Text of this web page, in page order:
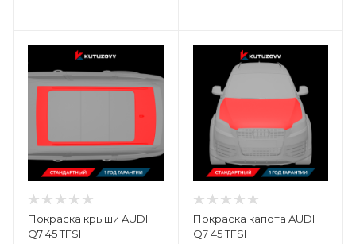
Покраска крыши AUDI
Q7 45 TFSI
Покраска капота AUDI
Q7 45 TFSI